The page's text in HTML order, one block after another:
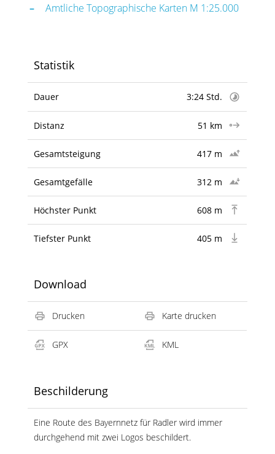
Amtliche Topographische Karten M 1:25.000
Statistik
Dauer 3:24 Std.
Distanz 51 km
Gesamtsteigung 417 m
Gesamtgefälle 312 m
Höchster Punkt 608 m
Tiefster Punkt 405 m
Download
Drucken Karte drucken
GPX KML
Beschilderung
Eine Route des Bayernnetz für Radler wird immer
durchgehend mit zwei Logos beschildert.